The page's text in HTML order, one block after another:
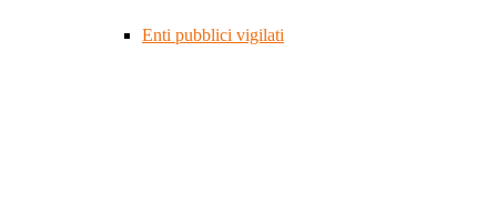
Enti pubblici vigilati